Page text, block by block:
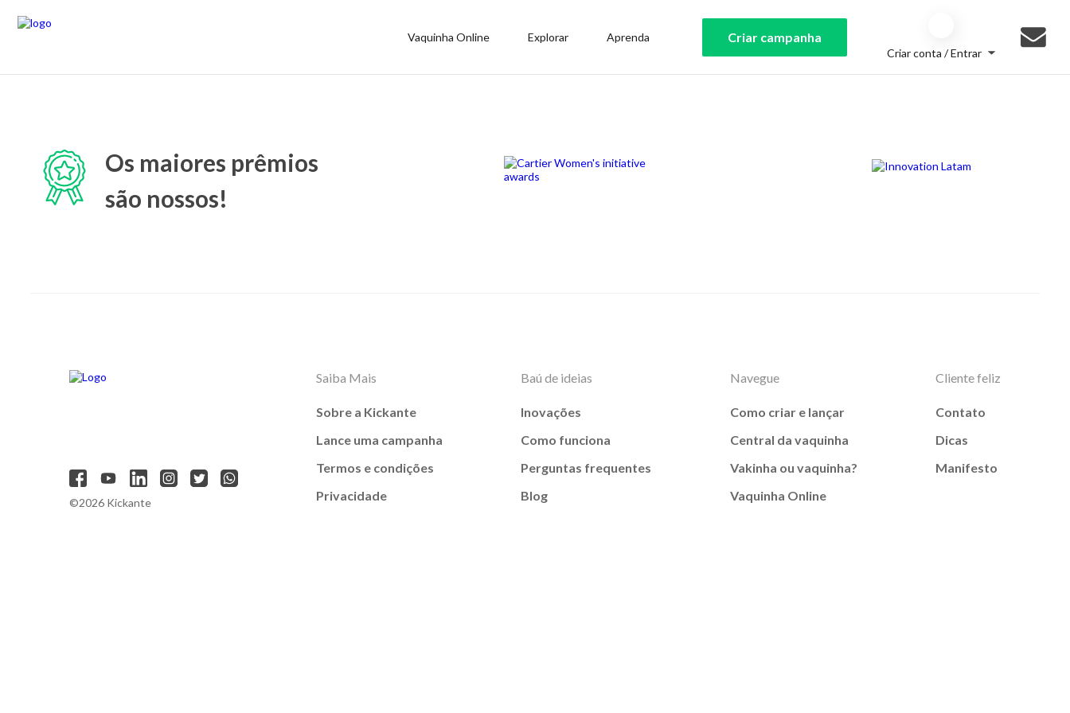
Vaquinha Online Explorar Aprenda Criar campanha
Criar conta / Entrar
Os maiores prêmios
são nossos!
©2026 Kickante
Saiba Mais
Sobre a Kickante
Lance uma campanha
Termos e condições
Privacidade
Baú de ideias
Inovações
Como funciona
Perguntas frequentes
Blog
Navegue
Como criar e lançar
Central da vaquinha
Vakinha ou vaquinha?
Vaquinha Online
Cliente feliz
Contato
Dicas
Manifesto